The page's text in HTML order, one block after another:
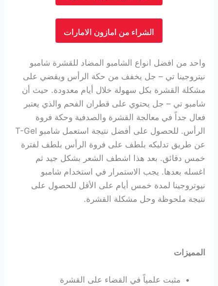
الشراء من امازون الامارات
واحد من افضل انواع الشامبو المضاد للقشرة شامبو
نيتروجينا تي – جل يخفف من حكة الرأس ويقضي على
مشكلة القشرة بكل سهولة خلال أيام معدودة. حيث أن
شامبو تي – جل يحتوي على قطران الفحم والذي يعتبر
فعال جداً في معالجة القشرة والصدفية وحكة فروة
الرأس. للحصول على أفضل نتيجة استعمل شامبو T-Gel
عن طريق تدليكه بلطف على فروة الرأس بلطف لفترة
خمس دقائق. بعد هذا اشطف الشعر بشكل جيد ثم
اغسله بعدها. يجب الاستمرار في استخدام شامبو
نيوتروجينا لمدة خمس أيام على الأقل للحصول على
نتيجة ملحوظة وحل مشكلة القشرة.
المميزات
مثبت علمياً في القضاء على القشرة